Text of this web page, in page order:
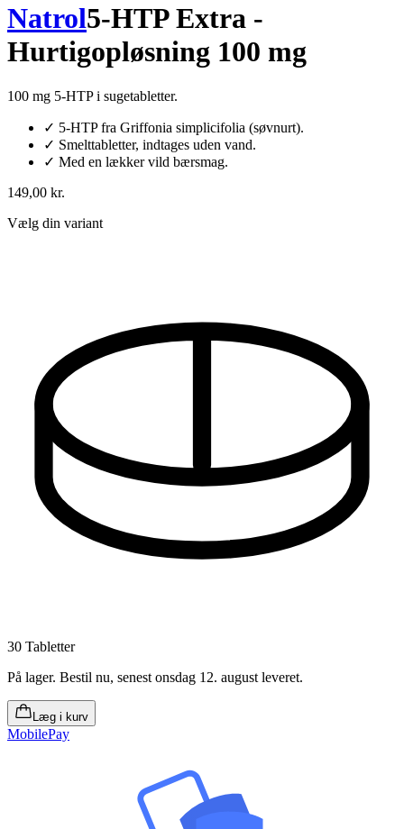
Natrol5-HTP Extra -
Hurtigopløsning 100 mg
100 mg 5-HTP i sugetabletter.
✓ 5-HTP fra Griffonia simplicifolia (søvnurt).
✓ Smelttabletter, indtages uden vand.
✓ Med en lækker vild bærsmag.
149,00 kr.
Vælg din variant
30 Tabletter
På lager. Bestil nu, senest onsdag 12. august leveret.
Læg i kurv
MobilePay